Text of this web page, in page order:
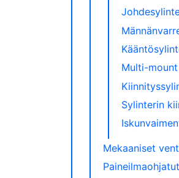
Multi-
Sylinterin
Mekaaniset